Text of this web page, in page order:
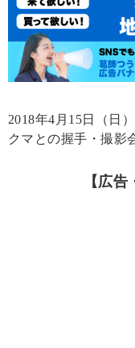
2018年4月15日（日
クマとの握手・撮影
【広